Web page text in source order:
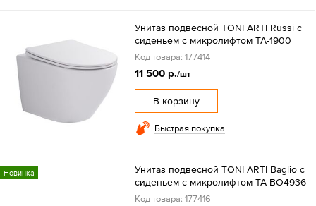
Унитаз подвесной TONI ARTI Russi с
сиденьем с микролифтом TA-1900
Код товара: 177414
11 500 р./шт
В корзину
Быстрая покупка
Новинка
Унитаз подвесной TONI ARTI Baglio с
сиденьем с микролифтом TA-BO4936
Код товара: 177416